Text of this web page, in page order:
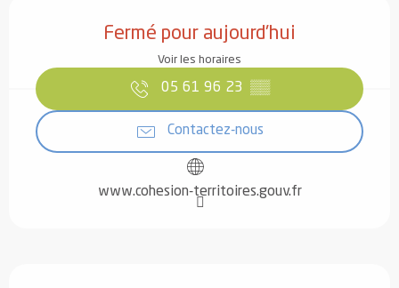
Fermé pour aujourd'hui
Voir les horaires
05 61 96 23 ▒▒
Contactez-nous
www.cohesion-territoires.gouv.fr